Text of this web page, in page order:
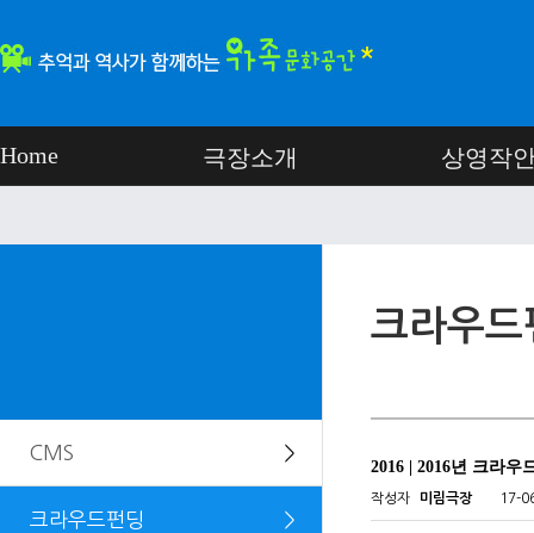
Home 극장소개 상영작
CMS ＞
크라우드펀딩 ＞
크라우드
2016 | 2016년 크라우
작성자 미림극장 17-